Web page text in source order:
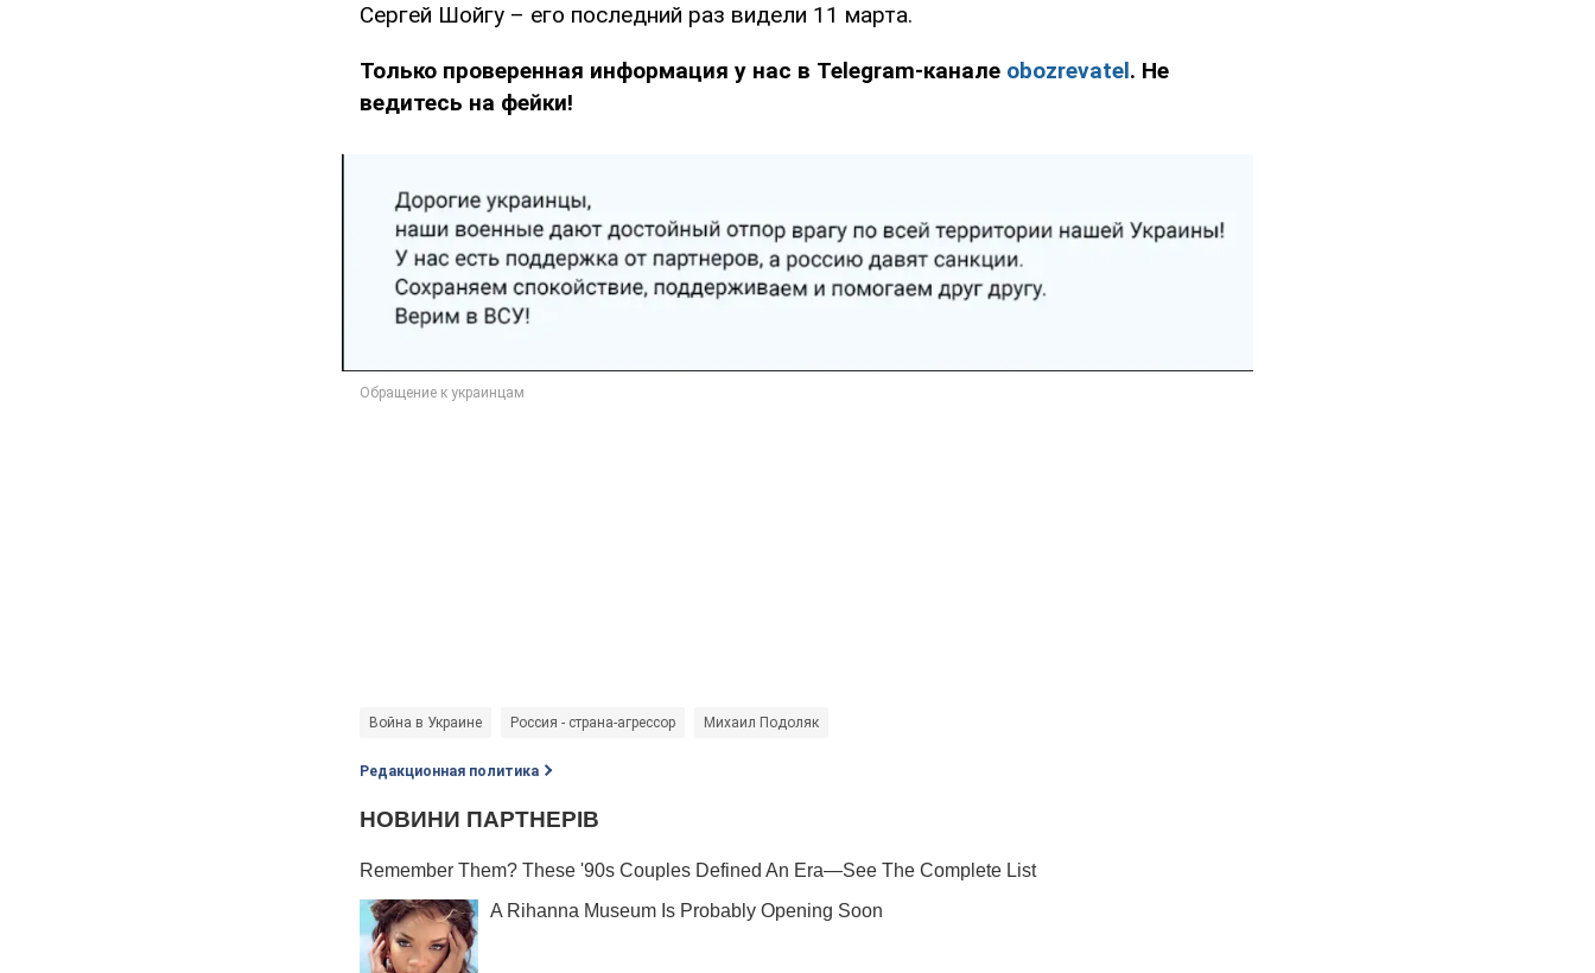
Сергей Шойгу – его последний раз видели 11 марта.
Только проверенная информация у нас в Telegram-канале obozrevatel. Не
ведитесь на фейки!
Война в Украине Россия - страна-агрессор Михаил Подоляк
Редакционная политика